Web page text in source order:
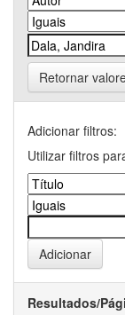
Retornar
Adicionar filtros:
Utilizar filtros
Resultados/